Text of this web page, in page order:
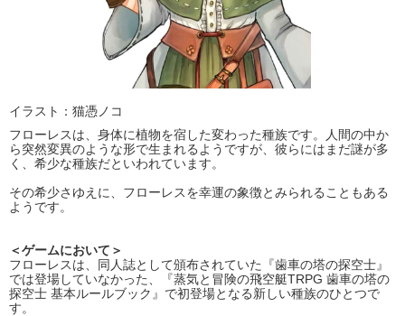
イラスト：猫憑ノコ
フローレスは、身体に植物を宿した変わった種族です。人間の中か
ら突然変異のような形で生まれるようですが、彼らにはまだ謎が多
く、希少な種族だといわれています。
その希少さゆえに、フローレスを幸運の象徴とみられることもある
ようです。
＜ゲームにおいて＞
フローレスは、同人誌として頒布されていた『歯車の塔の探空士』
では登場していなかった、『蒸気と冒険の飛空艇TRPG 歯車の塔の
探空士 基本ルールブック』で初登場となる新しい種族のひとつで
す。